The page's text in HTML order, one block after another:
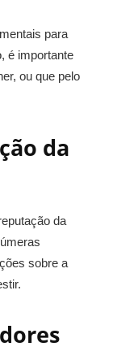
para
é importante
ou que pelo
da
da
sobre a